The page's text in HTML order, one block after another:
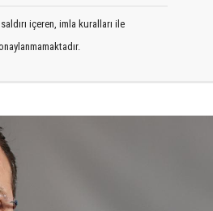
içeren, imla kuralları ile